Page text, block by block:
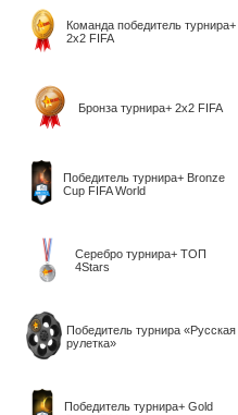
Команда победитель турнира+
2х2 FIFA
Бронза турнира+ 2х2 FIFA
Победитель турнира+ Bronze
Cup FIFA World
Серебро турнира+ ТОП
4Stars
Победитель турнира «Русская
рулетка»
Победитель турнира+ Gold